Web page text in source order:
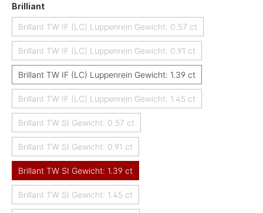
Brilliantauswählen
Brillant TW IF (LC) Luppenrein Gewicht: 0.57 ct
(Diese Option ist zurzeit nicht verfügbar.)
Brillant TW IF (LC) Luppenrein Gewicht: 0.91 ct
(Diese Option ist zurzeit nicht verfügbar.)
Brillant TW IF (LC) Luppenrein Gewicht: 1.39 ct
Brillant TW IF (LC) Luppenrein Gewicht: 1.45 ct
(Diese Option ist zurzeit nicht verfügbar.)
Brillant TW SI Gewicht: 0.57 ct(Diese Option ist zurzeit nicht verfügbar.)
Brillant TW SI Gewicht: 0.91 ct(Diese Option ist zurzeit nicht verfügbar.)
Brillant TW SI Gewicht: 1.39 ct
Brillant TW SI Gewicht: 1.45 ct(Diese Option ist zurzeit nicht verfügbar.)